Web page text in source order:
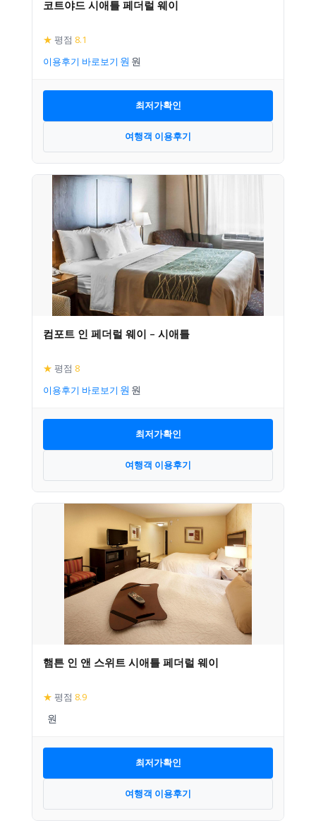
코트야드 시애틀 페더럴 웨이
★ 평점 8.1
이용후기 바로보기
최저가확인
여행객 이용후기
컴포트 인 페더럴 웨이 – 시애틀
★ 평점 8
이용후기 바로보기
최저가확인
여행객 이용후기
햄튼 인 앤 스위트 시애틀 페더럴 웨이
★ 평점 8.9
최저가확인
여행객 이용후기